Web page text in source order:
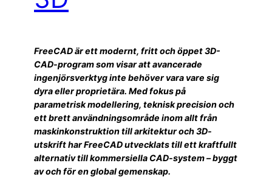
FreeCAD är ett modernt, fritt och öppet 3D-
CAD-program som visar att avancerade
ingenjörsverktyg inte behöver vara vare sig
dyra eller proprietära. Med fokus på
parametrisk modellering, teknisk precision och
ett brett användningsområde inom allt från
maskinkonstruktion till arkitektur och 3D-
utskrift har FreeCAD utvecklats till ett kraftfullt
alternativ till kommersiella CAD-system – byggt
av och för en global gemenskap.